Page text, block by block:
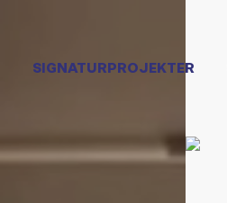
SIGNATURPROJEKTER